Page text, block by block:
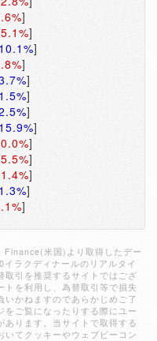
]
]
]
]
]
]
]
]
]
]
]
]
]
Finance(米国)より取得したデー
ラクディナールのリアルタイ
取引を推奨するサイトではござ
トを利用し、為替取引等で損失
かねますのであらかじめご了
ご覧になったりする際にユー
あります。当サイトで取得する
てクッキーやウェブビーコン